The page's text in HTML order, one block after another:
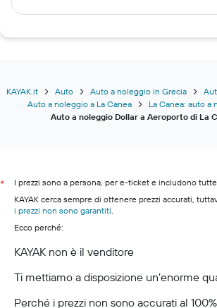
KAYAK.it Auto Auto a noleggio in Grecia
Auto a noleggio a La Canea
La Canea: auto a
Auto a noleggio Dollar a Aeroporto di La
*
I prezzi sono a persona, per e-ticket e includono
KAYAK cerca sempre di ottenere prezzi accurati,
i prezzi non sono garantiti.
Ecco perché:
KAYAK non è il venditore
Ti mettiamo a disposizione un’enorme
Perché i prezzi non sono accurati al